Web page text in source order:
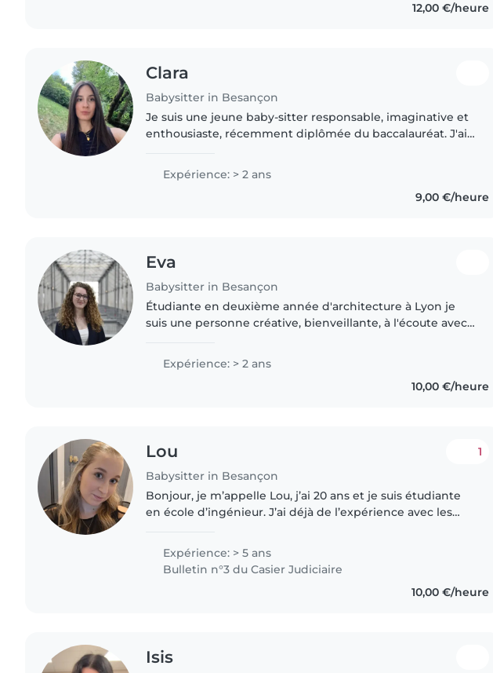
12,00 €/heure
Clara
Babysitter in Besançon
Je suis une jeune baby-sitter responsable, imaginative et
enthousiaste, récemment diplômée du baccalauréat. J'ai
scolaire et..
Expérience: > 2 ans
9,00 €/heure
Eva
Babysitter in Besançon
Étudiante en deuxième année d'architecture à Lyon je
suis une personne créative, bienveillante, à l'écoute avec
avec des enfants..
Expérience: > 2 ans
10,00 €/heure
Lou
Babysitter in Besançon
1
Bonjour, je m’appelle Lou, j’ai 20 ans et je suis étudiante
en école d’ingénieur. J’ai déjà de l’expérience avec les
Expérience: > 5 ans
Bulletin n°3 du Casier Judiciaire
10,00 €/heure
Isis